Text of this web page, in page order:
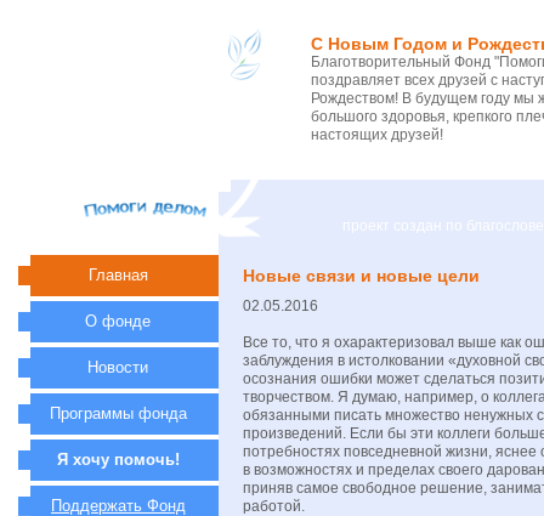
С Новым Годом и
Благотворительный Фонд
поздравляет всех друзей с
Рождеством! В будущем году
большого здоровья, крепкого
настоящих друзей!
проект создан по
Новые связи и новые цели
02.05.2016
Все то, что я охарактеризовал выше как
заблуждения в истолковании «духовной
осознания ошибки может сделаться
творчеством. Я думаю, например, о
обязанными писать множество ненужных
произведений. Если бы эти коллеги
потребностях повседневной жизни, яснее
в возможностях и пределах своего
приняв самое свободное решение,
работой.
Главная
О фонде
Новости
Программы фонда
Я хочу помочь!
Поддержать Фонд